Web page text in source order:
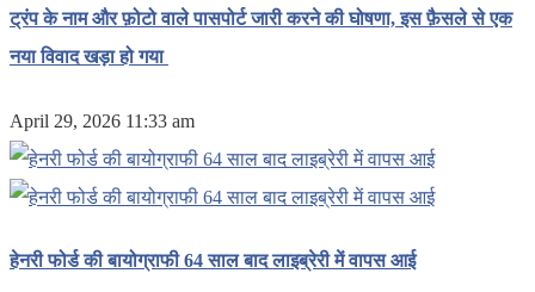
ट्रंप के नाम और फ़ोटो वाले पासपोर्ट जारी करने की घोषणा, इस फ़ैसले से एक
नया विवाद खड़ा हो गया
April 29, 2026 11:33 am
हेनरी फोर्ड की बायोग्राफी 64 साल बाद लाइब्रेरी में वापस आई